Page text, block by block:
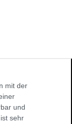
mit der
und
sehr